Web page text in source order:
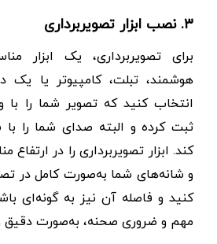
۳. نصب ابزار تصویربرداری
برای تصویربرداری، یک
هوشمند، تبلت، کامپیوتر یا یک
انتخاب کنید که تصویر شما را
ثبت کرده و البته صدای شما را
کند. ابزار تصویربرداری را در
و شانه‌های شما به‌صورت کامل در
کنید و فاصله آن نیز به گونه‌ای
مهم و ضروری صحنه، به‌صورت دقیق